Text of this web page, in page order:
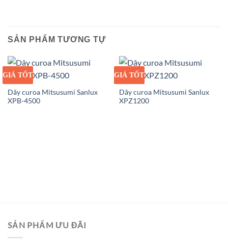
SẢN PHẨM TƯƠNG TỰ
GIÁ SỈ
GIÁ TỐT
Dây curoa Mitsusumi Sanlux
XPB-4500
GIÁ SỈ
GIÁ TỐT
Dây curoa Mitsusumi Sanlux
XPZ1200
SẢN PHẨM ƯU ĐÃI